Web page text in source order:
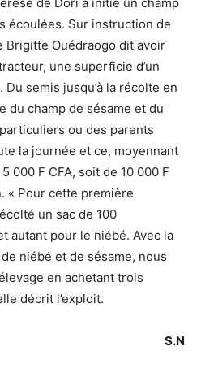
de Dori a initié un champ
écoulées. Sur instruction de
Brigitte Ouédraogo dit avoir
une superficie d’un
Du semis jusqu’à la récolte en
du champ de sésame et du
ou des parents
la journée et ce, moyennant
000 F CFA, soit de 10 000 F
« Pour cette première
un sac de 100
autant pour le niébé. Avec la
niébé et de sésame, nous
en achetant trois
décrit l’exploit.
S.N